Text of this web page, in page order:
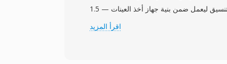
كيلوهرتز أحادياً. صُمّم التنسيق ليعمل ضمن بنية جهاز أخذ العينات — 1.5
ميغابايت من ذاكرة RAM المدمجة قابلة للتوسيع عبر بطاقات ذاكرة — لذا
اقرأ المزيد